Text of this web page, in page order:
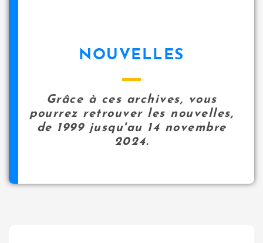
NOUVELLES
Grâce à ces archives, vous
pourrez retrouver les nouvelles,
de 1999 jusqu'au 14 novembre
2024.